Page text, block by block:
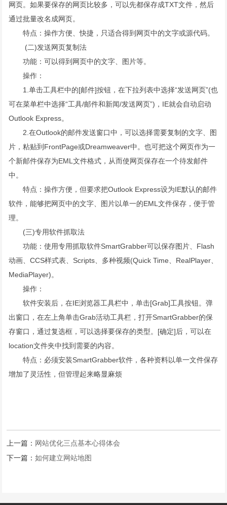
网页。如果要保存的网页比较多，可以先都保存成TXT文件，然后
通过批量改名成网页。
特点：操作方便、快捷，只适合得到网页中的文字或源代码。
(二)发送网页复制法
功能：可以得到网页中的文字、图片等。
操作：
1.单击工具栏中的[邮件]按钮，在下拉列表中选择“发送网页”(也
可在菜单栏中选择“工具/邮件和新闻/发送网页”)，IE就会自动启动
Outlook Express。
2.在Outlook的邮件发送窗口中，可以选择需要复制的文字、图
片，粘贴到FrontPage或Dreamweaver中。也可把这个网页作为一
个新邮件保存为EML文件格式，从而使网页保存在一个待发邮件
中。
特点：操作方便，但要求把Outlook Express设为IE默认的邮件
软件，能够把网页中的文字、图片以单一的EML文件保存，便于管
理。
(三)专用软件抓取法
功能：使用专用抓取软件SmartGrabber可以保存图片、Flash
动画、CCS样式表、Scripts、多种视频(Quick Time、RealPlayer、
MediaPlayer)。
操作：
软件安装后，在IE浏览器工具栏中，单击[Grab]工具按钮。弹
出窗口，在左上角单击Grab活动工具栏，打开SmartGrabber的保
存窗口，通过复选框，可以选择要保存的类型。[确定]后，可以在
location文件夹中找到需要的内容。
特点：必须安装SmartGrabber软件，各种资料以单一文件保存
增加了灵活性，但管理起来略显麻烦
上一篇： 网站优化三点基本心得体会
下一篇：如何建立网站地图